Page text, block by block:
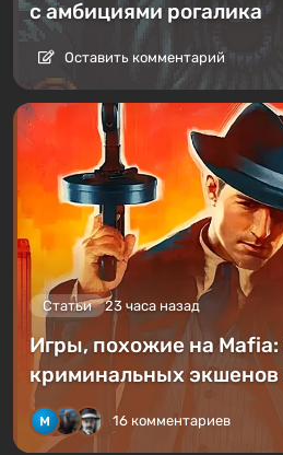
с амбициями рогалика
Оставить комментарий
Статьи 23 часа назад
Игры, похожие на Mafia:
криминальных
16 комментариев